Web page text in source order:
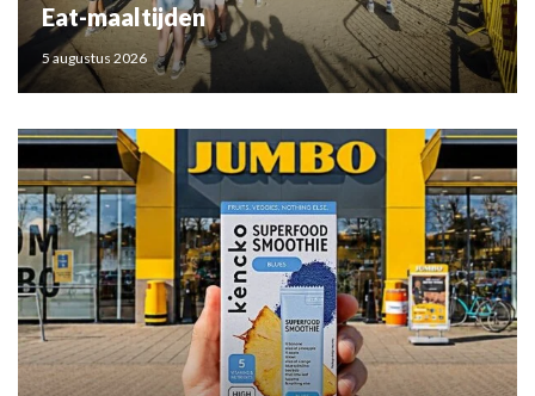
Eat-maaltijden
5 augustus 2026